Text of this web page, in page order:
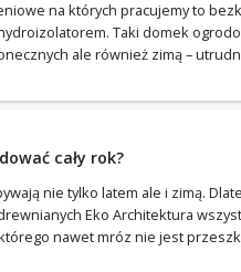
na których pracujemy to
Taki domek
ale również zimą –
cały rok?
nie tylko latem ale i zimą.
Eko Architektura
nawet mróz nie jest